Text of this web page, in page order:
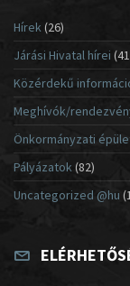
Hírek(26)
Járási Hivatal hírei
Közérdekű
Meghívók/
Önkormányzati
Pályázatok (82)
Uncategorized @hu